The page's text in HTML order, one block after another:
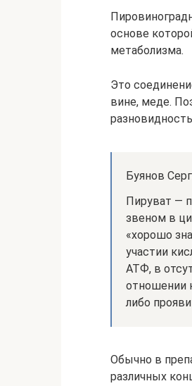
основе
метаболизма.
Это
вине, меде.
Буянов
Пируват —
звеном в
«хорошо
участии
АТФ, в
отношении
либо
Обычно в
различных